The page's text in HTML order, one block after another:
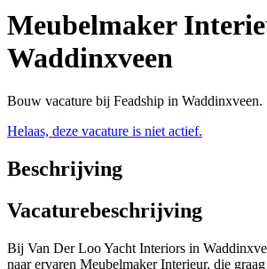
Meubelmaker
Waddinxveen
Bouw vacature bij Feadship in Waddinxveen.
Helaas, deze vacature is niet actief.
Beschrijving
Vacaturebeschrijving
Bij Van Der Loo Yacht Interiors in
naar ervaren Meubelmaker Interieur, die